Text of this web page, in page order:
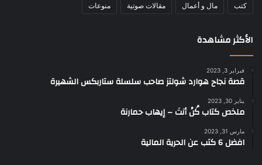
كتب مال و أعمال مقالات صوتية منوعات
الأكثر مشاهدة
فبراير 3, 2023
قصة نجاح هوارد شولتز صاحب سلسلة ستاربكس الشهيرة
يناير 30, 2023
ملخص كتاب كُنْ أنتَ – إيهاب حمارنة
مارس 31, 2023
افضل 6 كتب عن الحرية المالية